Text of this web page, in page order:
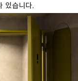
있습니다.